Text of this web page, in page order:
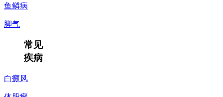
鱼鳞病
脚气
常见
疾病
白癜风